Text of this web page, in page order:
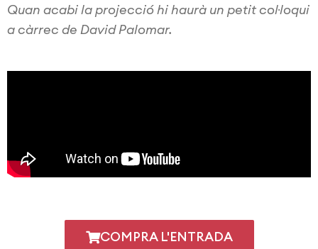
Quan acabi la projecció hi haurà un petit col·loqui
a càrrec de David Palomar.
COMPRA L'ENTRADA